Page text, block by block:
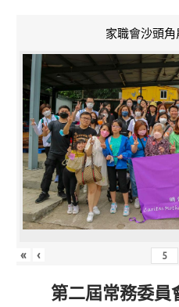
家職會沙頭
« ‹
第二屆常務委